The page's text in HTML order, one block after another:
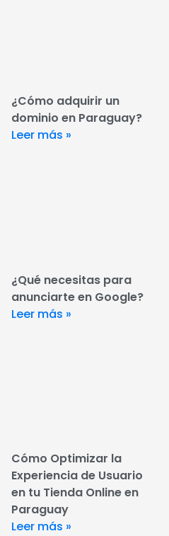
¿Cómo adquirir un
dominio en Paraguay?
Leer más »
¿Qué necesitas para
anunciarte en Google?
Leer más »
Cómo Optimizar la
Experiencia de Usuario
en tu Tienda Online en
Paraguay
Leer más »